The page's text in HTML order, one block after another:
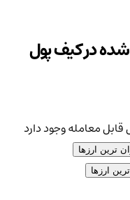
در کیف پول
ترین ارزها
ارزها